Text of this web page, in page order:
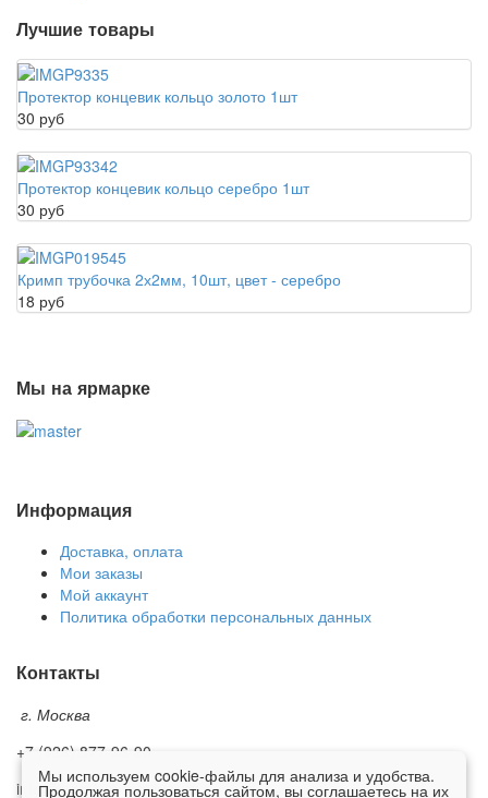
Лучшие товары
Протектор концевик кольцо золото 1шт
30 руб
Протектор концевик кольцо серебро 1шт
30 руб
Кримп трубочка 2х2мм, 10шт, цвет - серебро
18 руб
Мы на ярмарке
Информация
Доставка, оплата
Мои заказы
Мой аккаунт
Политика обработки персональных данных
Контакты
г. Москва
+7 (926) 877-96-90
info@premium-furnitura.ru
Мы используем cookie-файлы для анализа и удобства.
Продолжая пользоваться сайтом, вы соглашаетесь на их